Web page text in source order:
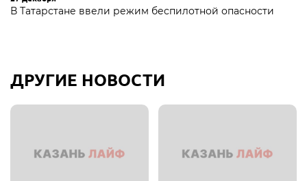
В Татарстане ввели режим беспилотной опасности
ДРУГИЕ НОВОСТИ